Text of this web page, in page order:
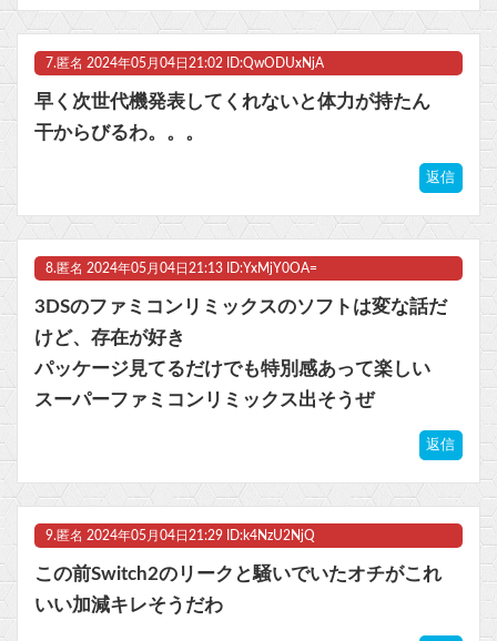
7. 匿名 2024年05月04日21:02 ID:QwODUxNjA
早く次世代機発表してくれないと体力が持たん
干からびるわ。。。
返信
8. 匿名 2024年05月04日21:13 ID:YxMjY0OA=
3DSのファミコンリミックスのソフトは変な話だ
けど、存在が好き
パッケージ見てるだけでも特別感あって楽しい
スーパーファミコンリミックス出そうぜ
返信
9. 匿名 2024年05月04日21:29 ID:k4NzU2NjQ
この前Switch2のリークと騒いでいたオチがこれ
いい加減キレそうだわ